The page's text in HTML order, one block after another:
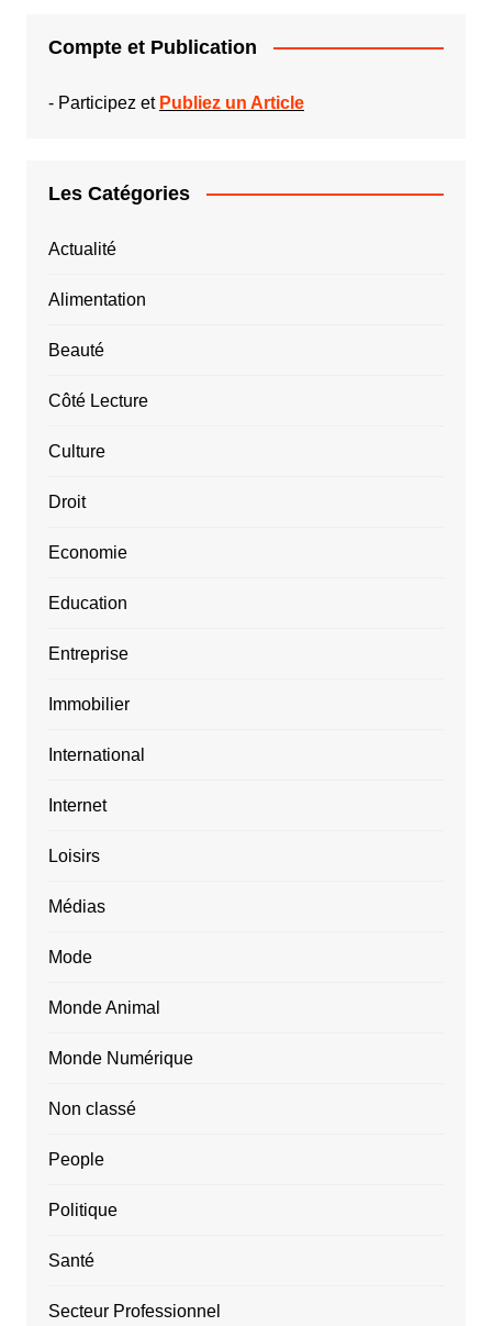
Compte et Publication
- Participez et Publiez un Article
Les Catégories
Actualité
Alimentation
Beauté
Côté Lecture
Culture
Droit
Economie
Education
Entreprise
Immobilier
International
Internet
Loisirs
Médias
Mode
Monde Animal
Monde Numérique
Non classé
People
Politique
Santé
Secteur Professionnel